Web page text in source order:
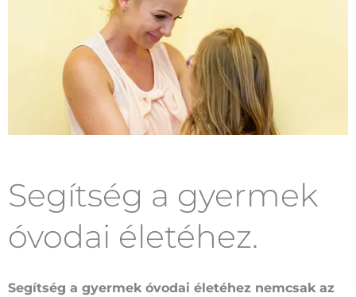
Segítség a gyermek
óvodai életéhez.
Segítség a gyermek óvodai életéhez nemcsak az